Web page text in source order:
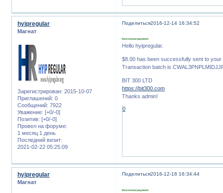
Поделиться2016-12-14 16:34:52
hyipregular
Магнат
Зарегистрирован: 2015-10-07
Приглашений: 0
Сообщений: 7922
Уважение: [+0/-0]
Позитив: [+0/-0]
Провел на форуме:
1 месяц 1 день
Последний визит:
2021-02-22 05:25:09
Next instant payment!
Hello hyipregular.
$8.00 has been successfully sent to
Transaction batch is
BIT 300 LTD
https://bit300.com
Thanks admin!
0
Поделиться2016-12-16 16:34:44
hyipregular
Магнат
Next instant payment!